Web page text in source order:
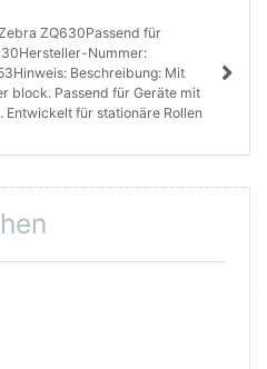
ZQ630Passend für
Nummer:
Beschreibung: Mit
block. Passend für Geräte mit
für stationäre Rollen